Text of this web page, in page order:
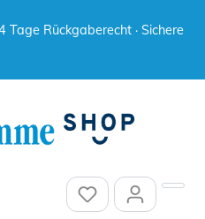
Tage Rückgaberecht · Sichere